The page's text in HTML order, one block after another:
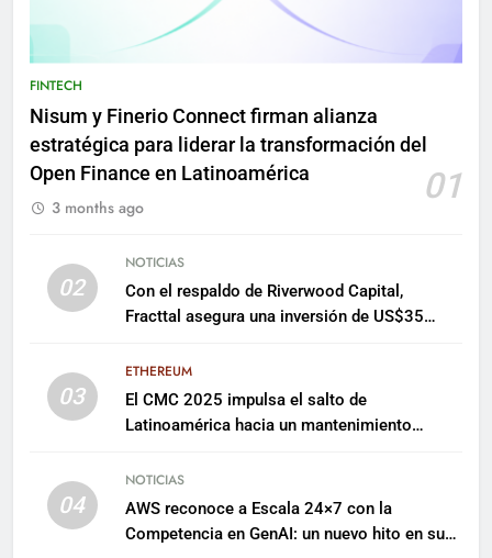
FINTECH
Nisum y Finerio Connect firman alianza
estratégica para liderar la transformación del
Open Finance en Latinoamérica
01
3 months ago
02
NOTICIAS
Con el respaldo de Riverwood Capital,
Fracttal asegura una inversión de US$35
03
ETHEREUM
El CMC 2025 impulsa el salto de
Latinoamérica hacia un mantenimiento
04
NOTICIAS
AWS reconoce a Escala 24×7 con la
Competencia en GenAI: un nuevo hito en su